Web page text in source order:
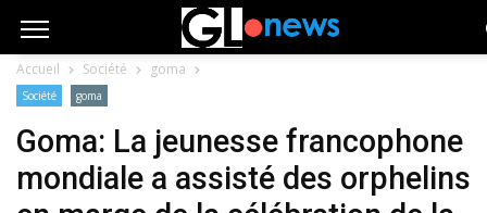
Accueil Société goma
Société goma
Goma: La jeunesse francophone
mondiale a assisté des orphelins